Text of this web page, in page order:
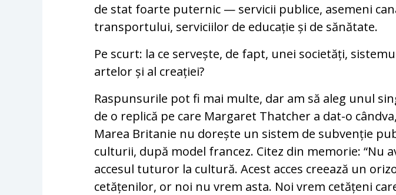
de stat foarte puternic — servicii publice, asemeni
transportului, serviciilor de educație și de sănătate.
Pe scurt: la ce servește, de fapt, unei societăți,
artelor și al creației?
Raspunsurile pot fi mai multe, dar am să aleg unul
de o replică pe care Margaret Thatcher a dat-o
Marea Britanie nu dorește un sistem de subvenție
culturii, după model francez. Citez din memorie: “Nu
accesul tuturor la cultură. Acest acces creează un
cetățenilor, or noi nu vrem asta. Noi vrem cetățeni